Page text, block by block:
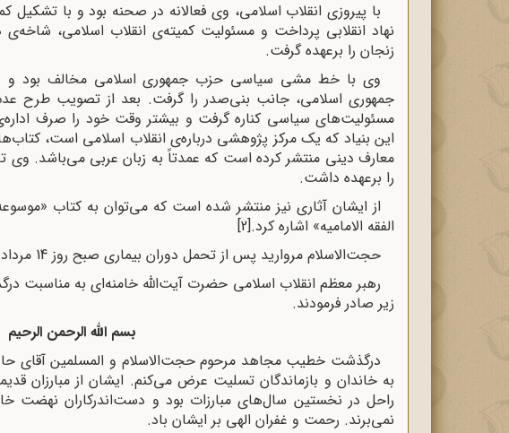
با پیروزی انقلاب اسلامی، وی فعالانه در صحنه بود و با تشکیل
نهاد انقلابی پرداخت و مسئولیت کمیته‌ی انقلاب اسلامی،
زنجان را برعهده گرفت.
وی با خط مشی سیاسی حزب جمهوری اسلامی مخالف بود و
جمهوری اسلامی، جانب بنی‌صدر را گرفت. بعد از تصویب طرح عدم
مسئولیت‌های سیاسی کناره گرفت و بیشتر وقت خود را صرف اداره‌ی
این بنیاد که یک مرکز پژوهشی درباره‌ی انقلاب اسلامی است،
معارف دینی منتشر کرده است که عمدتاً به زبان عربی می‌باشد. وی
را برعهده داشت.
از ایشان آثاری نیز منتشر شده است که می‌توان به کتاب
الفقه الامامیه» اشاره کرد.[2]
حجت‌الاسلام مروارید پس از تحمل دوران بیماری صبح روز 14 مرداد 1396 دار فانی را وداع گفت.
رهبر معظم انقلاب اسلامی حضرت آیت‌الله خامنه‌ای به مناسبت
زیر صادر فرمودند.
بسم الله الرحمن الرحیم
درگذشت خطیب مجاهد مرحوم حجت‌الاسلام و المسلمین آقای حاج
به خاندان و بازماندگان تسلیت عرض می‌کنم. ایشان از مبارزان
راحل در نخستین سال‌های مبارزات بود و دست‌اندرکاران نهضت
نمی‌برند. رحمت و غفران الهی بر ایشان باد.